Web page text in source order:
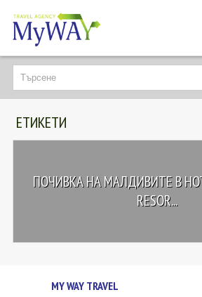
НАЙ-ТЪРСЕНИ
ДЕСТИНАЦИИ
ЕКЗОТИЧНИ ПОЧИВКИ
ЛЮБОПИТНО
КОНТАКТИ
ЕТИКЕТИ
ПОЧИВКА НА МАЛДИВИТЕ В
RESOR...
MY WAY TRAVEL